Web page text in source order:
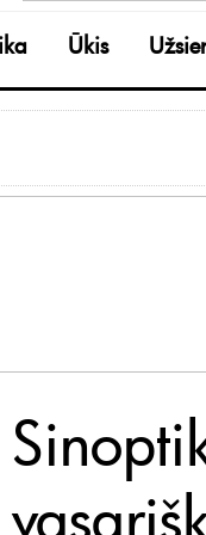
Ūkis